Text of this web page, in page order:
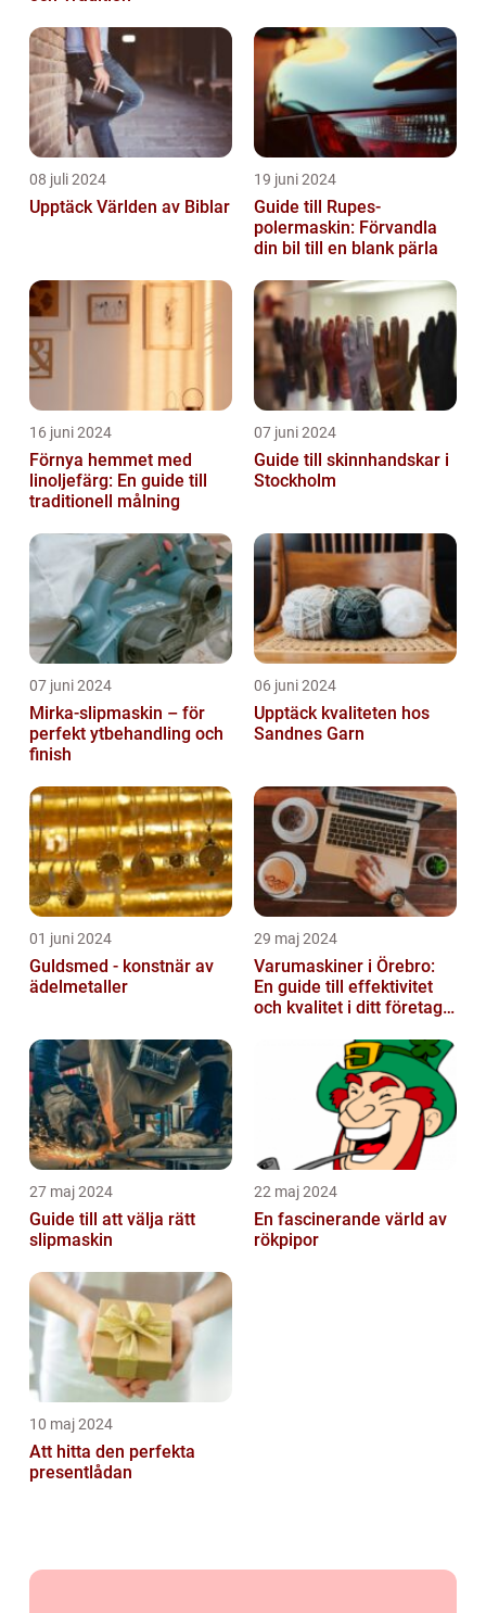
08 juli 2024
Upptäck Världen av Biblar
19 juni 2024
Guide till Rupes-
polermaskin: Förvandla
din bil till en blank pärla
16 juni 2024
Förnya hemmet med
linoljefärg: En guide till
traditionell målning
07 juni 2024
Guide till skinnhandskar i
Stockholm
07 juni 2024
Mirka-slipmaskin – för
perfekt ytbehandling och
finish
06 juni 2024
Upptäck kvaliteten hos
Sandnes Garn
01 juni 2024
Guldsmed - konstnär av
ädelmetaller
29 maj 2024
Varumaskiner i Örebro:
En guide till effektivitet
och kvalitet i ditt företags
27 maj 2024
Guide till att välja rätt
slipmaskin
22 maj 2024
En fascinerande värld av
rökpipor
10 maj 2024
Att hitta den perfekta
presentlådan